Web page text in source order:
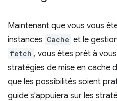
Maintenant que vous vous
instances Cache et le
fetch , vous êtes prêt à
stratégies de mise en cache
que les possibilités soient
guide s'appuiera sur les